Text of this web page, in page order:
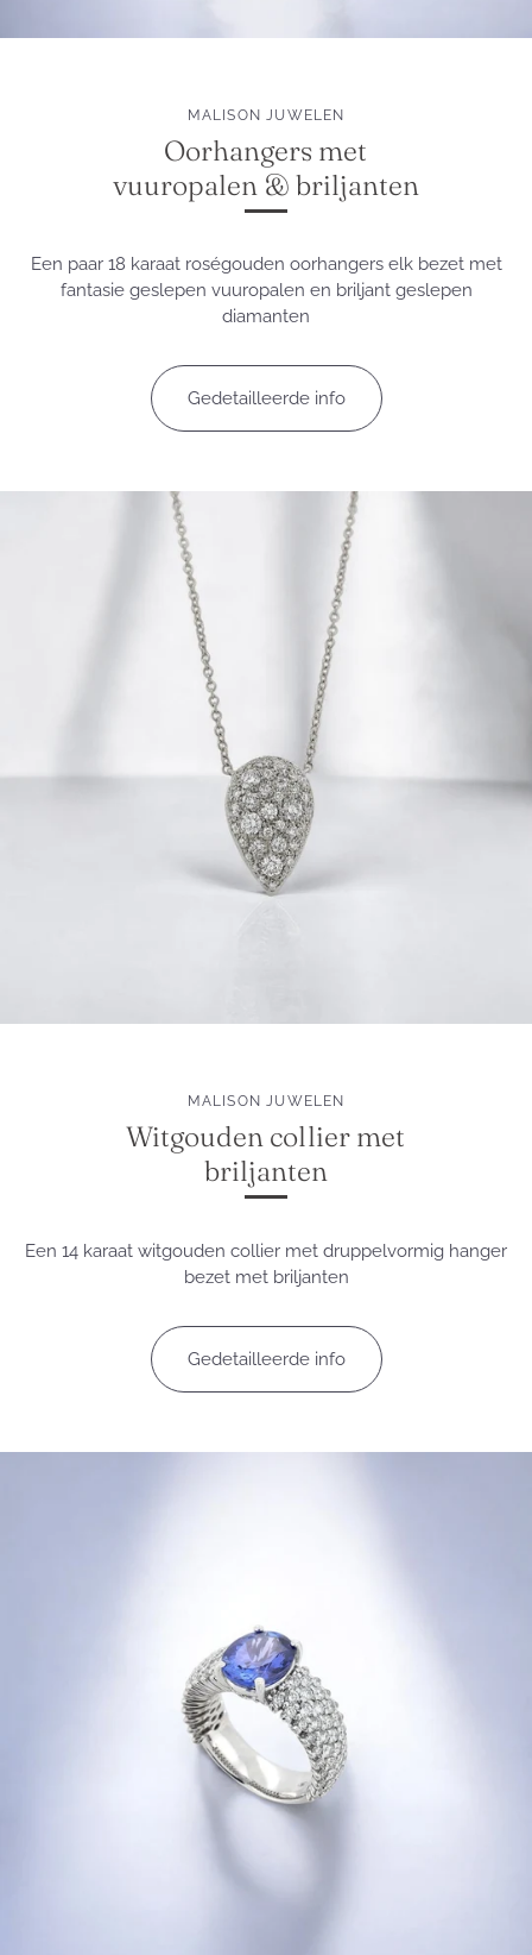
MALISON JUWELEN
Oorhangers met
vuuropalen & briljanten
Een paar 18 karaat roségouden oorhangers elk bezet met
fantasie geslepen vuuropalen en briljant geslepen
diamanten
Gedetailleerde info
MALISON JUWELEN
Witgouden collier met
briljanten
Een 14 karaat witgouden collier met druppelvormig hanger
bezet met briljanten
Gedetailleerde info